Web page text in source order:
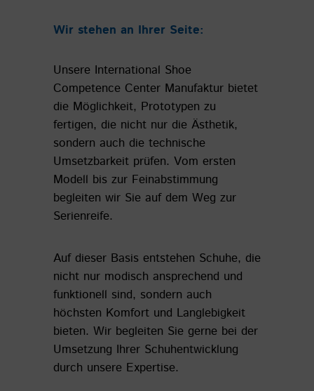
Wir stehen an Ihrer Seite:
Unsere International Shoe
Competence Center Manufaktur bietet
die Möglichkeit, Prototypen zu
fertigen, die nicht nur die Ästhetik,
sondern auch die technische
Umsetzbarkeit prüfen. Vom ersten
Modell bis zur Feinabstimmung
begleiten wir Sie auf dem Weg zur
Serienreife.
Auf dieser Basis entstehen Schuhe, die
nicht nur modisch ansprechend und
funktionell sind, sondern auch
höchsten Komfort und Langlebigkeit
bieten. Wir begleiten Sie gerne bei der
Umsetzung Ihrer Schuhentwicklung
durch unsere Expertise.